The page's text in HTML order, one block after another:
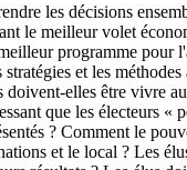
les décisions
le meilleur volet
programme pour
et les méthodes
doivent-elles être vivre
que les électeurs «
? Comment le
et le local ? Les